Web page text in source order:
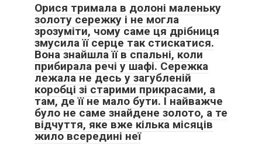
Орися тримала в долоні маленьку
золоту сережку і не могла
зрозуміти, чому саме ця дрібниця
змусила її серце так стискатися.
Вона знайшла її в спальні, коли
прибирала речі у шафі. Сережка
лежала не десь у загубленій
коробці зі старими прикрасами, а
там, де її не мало бути. І найважче
було не саме знайдене золото, а те
відчуття, яке вже кілька місяців
жило всередині неї